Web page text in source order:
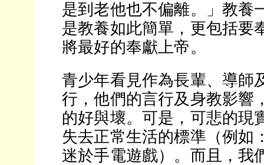
是到老他也不偏離。」教養
是教養如此簡單，更包括要
將最好的奉獻上帝。
青少年看見作為長輩、導師
行，他們的言行及身教影響
的好與壞。可是，可悲的現
失去正常生活的標準（例如
迷於手電遊戲）。而且，我